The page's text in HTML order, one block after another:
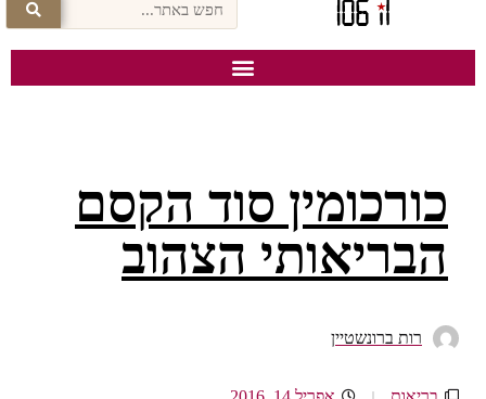
כורכומין סוד הקסם
הבריאותי הצהוב
רות ברונשטיין